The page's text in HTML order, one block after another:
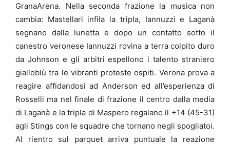
GranaArena. Nella seconda frazione la musica non
cambia: Mastellari infila la tripla, Iannuzzi e Laganà
segnano dalla lunetta e dopo un contatto sotto il
canestro veronese Iannuzzi rovina a terra colpito duro
da Johnson e gli arbitri espellono i talento straniero
gialloblù tra le vibranti proteste ospiti. Verona prova a
reagire affidandosi ad Anderson ed all’esperienza di
Rosselli ma nel finale di frazione il centro dalla media
di Laganà e la tripla di Maspero regalano il +14 (45-31)
agli Stings con le squadre che tornano negli spogliatoi.
Al rientro sul parquet arriva puntuale la reazione